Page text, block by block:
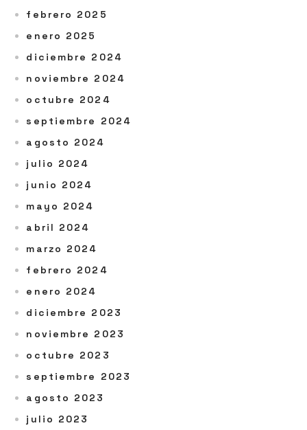
febrero 2025
enero 2025
diciembre 2024
noviembre 2024
octubre 2024
septiembre 2024
agosto 2024
julio 2024
junio 2024
mayo 2024
abril 2024
marzo 2024
febrero 2024
enero 2024
diciembre 2023
noviembre 2023
octubre 2023
septiembre 2023
agosto 2023
julio 2023